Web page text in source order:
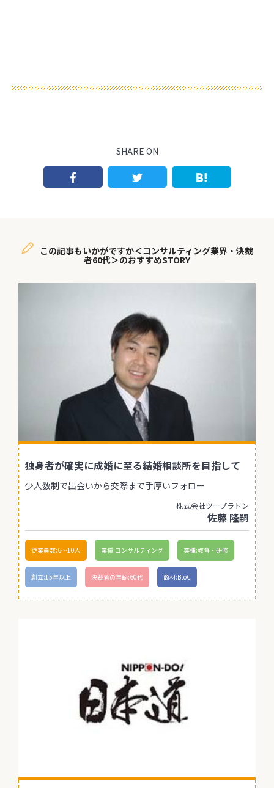
SHARE ON
この記事もいかがですか＜コンサルティング業界・決裁
者60代＞のおすすめSTORY
独身者が確実に成婚に至る結婚相談所を目指して
少人数制で出会いから交際まで手厚いフォロー
株式会社ツープラトン
佐藤 隆嗣
従業員数:6～10人 業種:コンサルティング 業種:教育・研修
創立:15年以上 決裁者の年齢:60代 商材:BtoC